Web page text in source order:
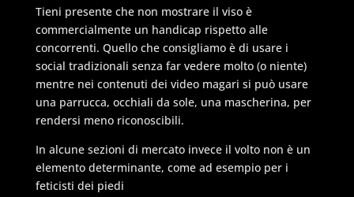
Tieni presente che non mostrare il viso è
commercialmente un handicap rispetto alle
concorrenti. Quello che consigliamo è di usare i
social tradizionali senza far vedere molto (o niente)
mentre nei contenuti dei video magari si può usare
una parrucca, occhiali da sole, una mascherina, per
rendersi meno riconoscibili.
In alcune sezioni di mercato invece il volto non è un
elemento determinante, come ad esempio per i
feticisti dei piedi